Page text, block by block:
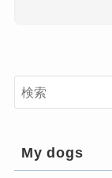
My dogs